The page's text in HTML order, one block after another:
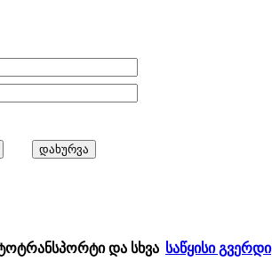
და სხვა საწყისი გვერდი